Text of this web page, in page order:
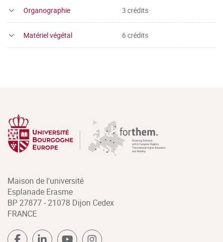
Organographie 3 crédits
Matériel végétal 6 crédits
Maison de l'université
Esplanade Erasme
BP 27877 - 21078 Dijon Cedex
FRANCE